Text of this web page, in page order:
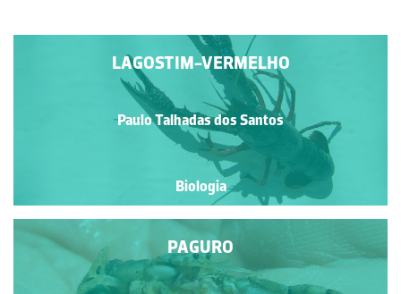
LAGOSTIM-VERMELHO
Paulo Talhadas dos Santos
Biologia
PAGURO